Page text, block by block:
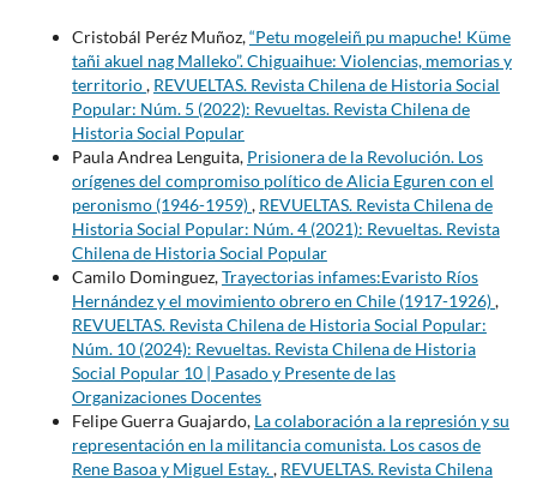
Cristobál Peréz Muñoz,“Petu mogeleiñ pu mapuche! Küme
tañi akuel nag Malleko”. Chiguaihue: Violencias, memorias y
territorio, REVUELTAS. Revista Chilena de Historia Social
Popular: Núm. 5 (2022): Revueltas. Revista Chilena de
Historia Social Popular
Paula Andrea Lenguita, Prisionera de la Revolución. Los
orígenes del compromiso político de Alicia Eguren con el
peronismo (1946-1959), REVUELTAS. Revista Chilena de
Historia Social Popular: Núm. 4 (2021): Revueltas. Revista
Chilena de Historia Social Popular
Camilo Dominguez,Trayectorias infames:Evaristo Ríos
Hernández y el movimiento obrero en Chile (1917-1926),
REVUELTAS. Revista Chilena de Historia Social Popular:
Núm. 10 (2024): Revueltas. Revista Chilena de Historia
Social Popular 10 | Pasado y Presente de las
Organizaciones Docentes
Felipe Guerra Guajardo, La colaboración a la represión y su
representación en la militancia comunista. Los casos de
Rene Basoa y Miguel Estay., REVUELTAS. Revista Chilena